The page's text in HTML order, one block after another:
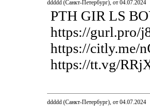
ddddd (Санкт-Петербург), от 04.07.2024
PTH GIR LS
https://gurl.pro/
https://citly.me/
https://tt.vg/
ddddd (Санкт-Петербург), от 04.07.2024